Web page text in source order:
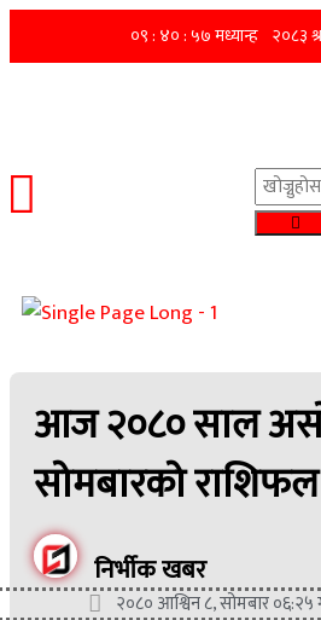
आज २०८० साल
सोमबारको राशिफल
निर्भीक खबर
२०८० आश्विन ८, सोमबार